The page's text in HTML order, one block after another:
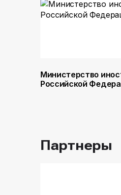
Министерство
Российской
Партнеры